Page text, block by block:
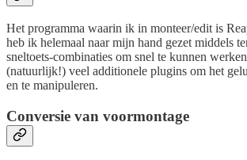
Het programma waarin ik in monteer/edit is
heb ik helemaal naar mijn hand gezet middels
sneltoets-combinaties om snel te kunnen
(natuurlijk!) veel additionele plugins om het
en te manipuleren.
Conversie van voormontage